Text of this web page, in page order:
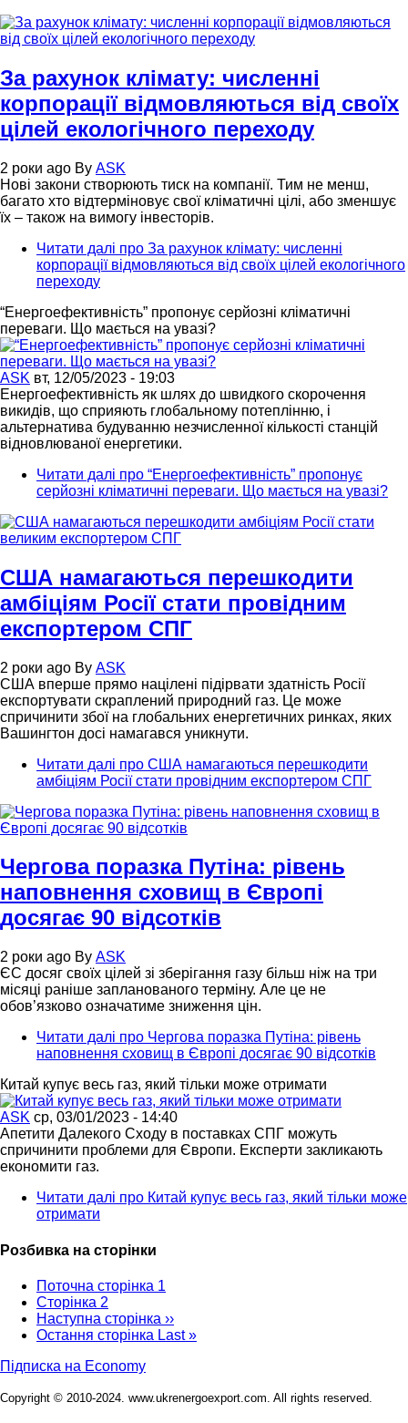
За рахунок клімату: численні
корпорації відмовляються від своїх
цілей екологічного переходу
2 роки ago By ASK
Нові закони створюють тиск на компанії. Тим не менш,
багато хто відтерміновує свої кліматичні цілі, або зменшує
їх – також на вимогу інвесторів.
Читати далі про За рахунок клімату: численні
корпорації відмовляються від своїх цілей екологічного
переходу
“Енергоефективність” пропонує серйозні кліматичні
переваги. Що мається на увазі?
ASK вт, 12/05/2023 - 19:03
Енергоефективність як шлях до швидкого скорочення
викидів, що сприяють глобальному потеплінню, і
альтернатива будуванню незчисленної кількості станцій
відновлюваної енергетики.
Читати далі про “Енергоефективність” пропонує
серйозні кліматичні переваги. Що мається на увазі?
США намагаються перешкодити
амбіціям Росії стати провідним
експортером СПГ
2 роки ago By ASK
США вперше прямо націлені підірвати здатність Росії
експортувати скраплений природний газ. Це може
спричинити збої на глобальних енергетичних ринках, яких
Вашингтон досі намагався уникнути.
Читати далі про США намагаються перешкодити
амбіціям Росії стати провідним експортером СПГ
Чергова поразка Путіна: рівень
наповнення сховищ в Європі
досягає 90 відсотків
2 роки ago By ASK
ЄС досяг своїх цілей зі зберігання газу більш ніж на три
місяці раніше запланованого терміну. Але це не
обов’язково означатиме зниження цін.
Читати далі про Чергова поразка Путіна: рівень
наповнення сховищ в Європі досягає 90 відсотків
Китай купує весь газ, який тільки може отримати
ASK ср, 03/01/2023 - 14:40
Апетити Далекого Сходу в поставках СПГ можуть
спричинити проблеми для Європи. Експерти закликають
економити газ.
Читати далі про Китай купує весь газ, який тільки може
отримати
Розбивка на сторінки
Поточна сторінка 1
Сторінка 2
Наступна сторінка ››
Остання сторінка Last »
Підписка на Economy
Copyright © 2010-2024. www.ukrenergoexport.com. All rights reserved.